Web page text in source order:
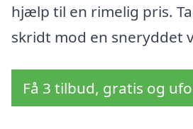
hjælp til en rimelig pris.
skridt mod en sneryddet
Få 3 tilbud, gratis og